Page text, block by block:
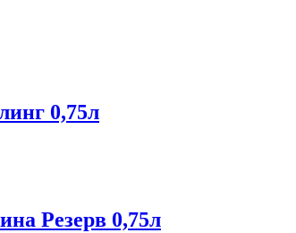
0,75л
Резерв 0,75л